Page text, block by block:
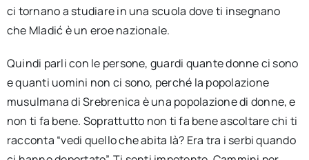
ci tornano a studiare in una scuola dove ti insegnano
che Mladić è un eroe nazionale.
Quindi parli con le persone, guardi quante donne ci sono
e quanti uomini non ci sono, perché la popolazione
musulmana di Srebrenica è una popolazione di donne, e
non ti fa bene. Soprattutto non ti fa bene ascoltare chi ti
racconta “vedi quello che abita là? Era tra i serbi quando